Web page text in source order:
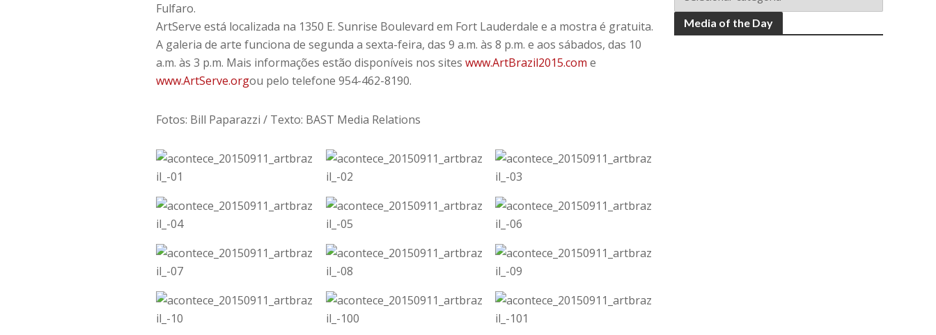
Fulfaro.
ArtServe está localizada na 1350 E. Sunrise Boulevard em Fort Lauderdale e a mostra é gratuita.
A galeria de arte funciona de segunda a sexta-feira, das 9 a.m. às 8 p.m. e aos sábados, das 10
a.m. às 3 p.m. Mais informações estão disponíveis nos siteswww.ArtBrazil2015.com e
www.ArtServe.orgou pelo telefone 954-462-8190.
Fotos: Bill Paparazzi / Texto: BAST Media Relations
Media of the Day